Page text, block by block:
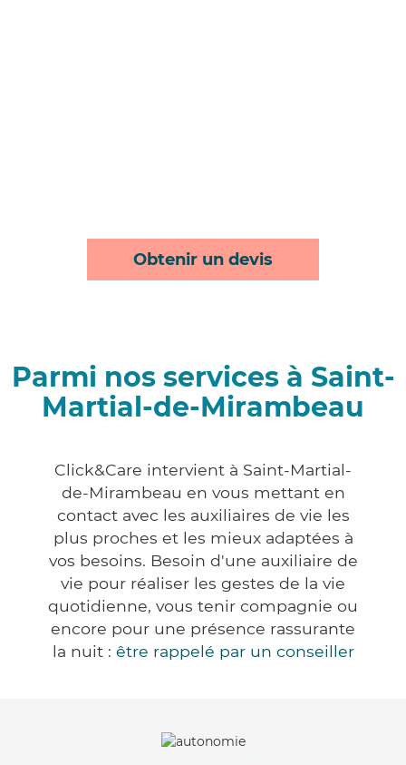
Obtenir un devis
Parmi nos services à Saint-
Martial-de-Mirambeau
Click&Care intervient à Saint-Martial-
de-Mirambeau en vous mettant en
contact avec les auxiliaires de vie les
plus proches et les mieux adaptées à
vos besoins. Besoin d'une auxiliaire de
vie pour réaliser les gestes de la vie
quotidienne, vous tenir compagnie ou
encore pour une présence rassurante
la nuit : être rappelé par un conseiller